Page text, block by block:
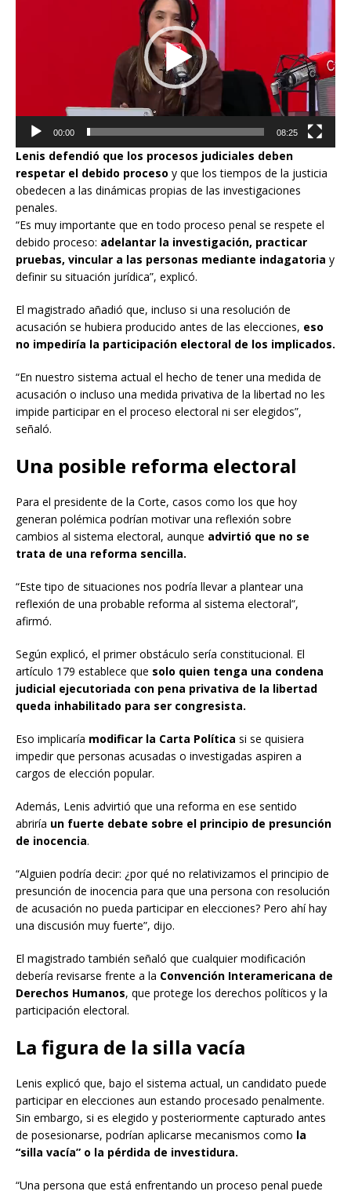
00:00 08:25
Lenis defendió que los procesos judiciales deben
respetar el debido proceso y que los tiempos de la justicia
obedecen a las dinámicas propias de las investigaciones
penales.
“Es muy importante que en todo proceso penal se respete el
debido proceso: adelantar la investigación, practicar
pruebas, vincular a las personas mediante indagatoria y
definir su situación jurídica”, explicó.
El magistrado añadió que, incluso si una resolución de
acusación se hubiera producido antes de las elecciones, eso
no impediría la participación electoral de los implicados.
“En nuestro sistema actual el hecho de tener una medida de
acusación o incluso una medida privativa de la libertad no les
impide participar en el proceso electoral ni ser elegidos”,
señaló.
Una posible reforma electoral
Para el presidente de la Corte, casos como los que hoy
generan polémica podrían motivar una reflexión sobre
cambios al sistema electoral, aunque advirtió que no se
trata de una reforma sencilla.
“Este tipo de situaciones nos podría llevar a plantear una
reflexión de una probable reforma al sistema electoral”,
afirmó.
Según explicó, el primer obstáculo sería constitucional. El
artículo 179 establece que solo quien tenga una condena
judicial ejecutoriada con pena privativa de la libertad
queda inhabilitado para ser congresista.
Eso implicaría modificar la Carta Política si se quisiera
impedir que personas acusadas o investigadas aspiren a
cargos de elección popular.
Además, Lenis advirtió que una reforma en ese sentido
abriría un fuerte debate sobre el principio de presunción
de inocencia.
“Alguien podría decir: ¿por qué no relativizamos el principio de
presunción de inocencia para que una persona con resolución
de acusación no pueda participar en elecciones? Pero ahí hay
una discusión muy fuerte”, dijo.
El magistrado también señaló que cualquier modificación
debería revisarse frente a la Convención Interamericana de
Derechos Humanos, que protege los derechos políticos y la
participación electoral.
La figura de la silla vacía
Lenis explicó que, bajo el sistema actual, un candidato puede
participar en elecciones aun estando procesado penalmente.
Sin embargo, si es elegido y posteriormente capturado antes
de posesionarse, podrían aplicarse mecanismos como la
“silla vacía” o la pérdida de investidura.
“Una persona que está enfrentando un proceso penal puede